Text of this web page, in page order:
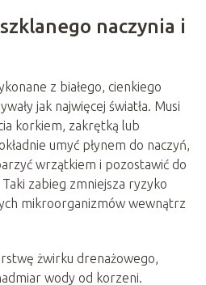
naczynia i
z białego, cienkiego
jak najwięcej światła. Musi
korkiem, zakrętką lub
umyć płynem do naczyń,
wrzątkiem i pozostawić do
zabieg zmniejsza ryzyko
mikroorganizmów wewnątrz
żwirku drenażowego,
wody od korzeni.